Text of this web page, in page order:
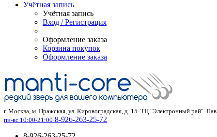
Учётная запись
Учётная запись
Вход / Регистрация
Оформление заказа
Корзина покупок
Оформление заказа
г. Москва, м. Пражская, ул. Кировоградская, д. 15. ТЦ "Электронный рай".
пн-вс 10:00-21:00 8-926-263-25-72